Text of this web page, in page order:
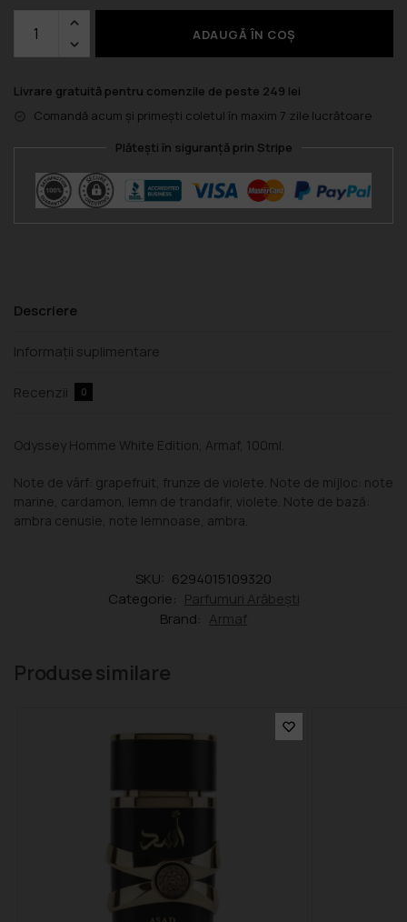
ADAUGĂ ÎN COȘ
Livrare gratuită pentru comenzile de peste 249 lei
Comandă acum și primești coletul în maxim 7 zile lucrătoare
Plătești în siguranță prin Stripe
Descriere
Informații suplimentare
Recenzii 0
Odyssey Homme White Edition, Armaf, 100ml.
Note de vârf: grapefruit, frunze de violete. Note de mijloc: note
marine, cardamon, lemn de trandafir, violete. Note de bază:
ambra cenusie, note lemnoase, ambra.
SKU: 6294015109320
Categorie: Parfumuri Arăbești
Brand: Armaf
Produse similare